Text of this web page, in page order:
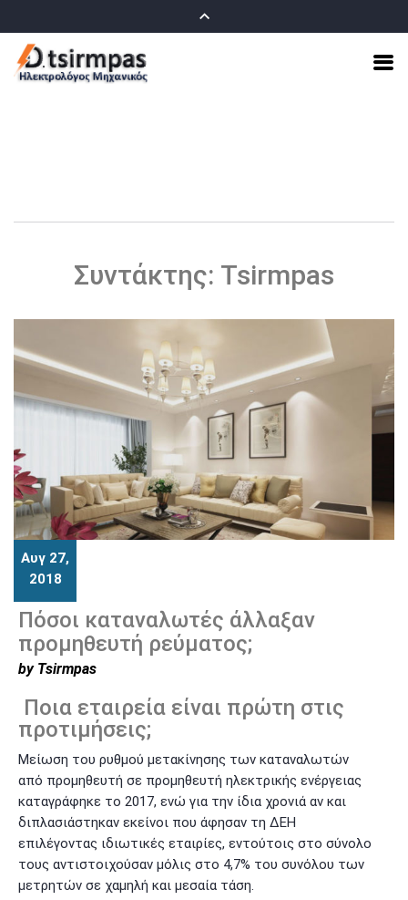
Συντάκτης: Tsirmpas
Πόσοι καταναλωτές άλλαξαν
προμηθευτή ρεύματος;
06
Οκτ
by Tsirmpas
Ποια εταιρεία είναι πρώτη στις
προτιμήσεις;
Μείωση του ρυθμού μετακίνησης των καταναλωτών
από προμηθευτή σε προμηθευτή ηλεκτρικής ενέργειας
καταγράφηκε το 2017, ενώ για την ίδια χρονιά αν και
διπλασιάστηκαν εκείνοι που άφησαν τη ΔΕΗ
επιλέγοντας ιδιωτικές εταιρίες, εντούτοις στο σύνολο
τους αντιστοιχούσαν μόλις στο 4,7% του συνόλου των
μετρητών σε χαμηλή και μεσαία τάση.
Αυγ 27,
2018